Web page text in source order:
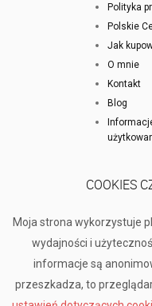
Polityka
Polskie
Jak
O mnie
Kontakt
Blog
COOKIES
Moja strona wykorzystuje
wydajności i
informacje są
przeszkadza, to